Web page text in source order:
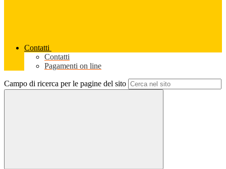
Contatti
Contatti
Pagamenti on line
Campo di ricerca per le pagine del sito